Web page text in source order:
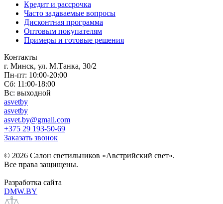
Кредит и рассрочка
Часто задаваемые вопросы
Дисконтная программа
Оптовым покупателям
Примеры и готовые решения
Контакты
г. Минск, ул. М.Танка, 30/2
Пн-пт: 10:00-20:00
Сб: 11:00-18:00
Вс: выходной
asvetby
asvetby
asvet.by@gmail.com
+375 29 193-50-69
Заказать звонок
© 2026 Салон светильников «Австрийский свет».
Все права защищены.
Разработка сайта
DMW.BY